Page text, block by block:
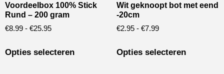
Voordeelbox 100% Stick
Rund – 200 gram
€8.99 - €25.95
Opties selecteren
Wit geknoopt bot met eend
-20cm
€2.95 - €7.99
Opties selecteren